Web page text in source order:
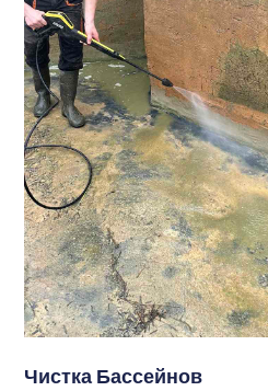
Чистка Бассейнов